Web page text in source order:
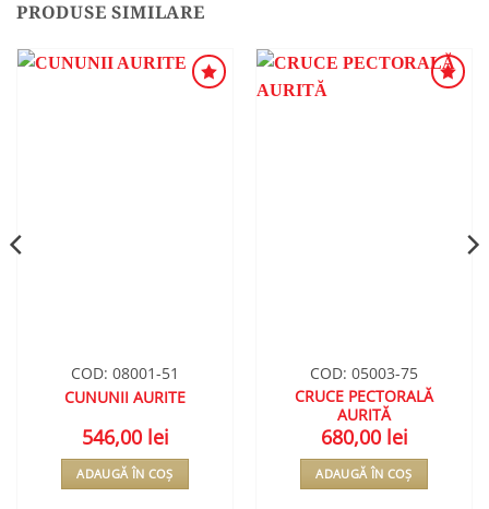
PRODUSE SIMILARE
COD: 08001-51
CUNUNII AURITE
546,00 lei
ADAUGĂ ÎN COȘ
COD: 05003-75
CRUCE PECTORALĂ
AURITĂ
680,00 lei
ADAUGĂ ÎN COȘ